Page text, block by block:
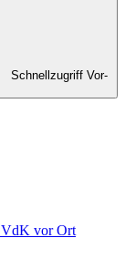
Schnellzugriff Vor-
VdK vor Ort